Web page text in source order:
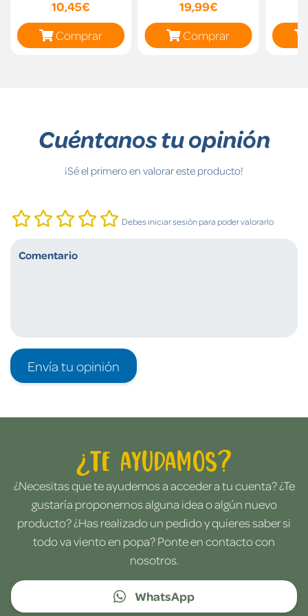
10,45€
Comprar
19,99€
Comprar
Cuéntanos tu opinión
¡Sé el primero en valorar este producto!
Debes iniciar sesión para poder valorarlo
Envía tu opinión
¿Te ayudamos?
¿Necesitas que te ayudemos a acceder a tu cuenta? ¿Te
gustaría proponernos alguna idea o algún nuevo
producto? ¿Has realizado un pedido y quieres saber si
todo va viento en popa? Ponte en contacto con
nosotros.
WhatsApp